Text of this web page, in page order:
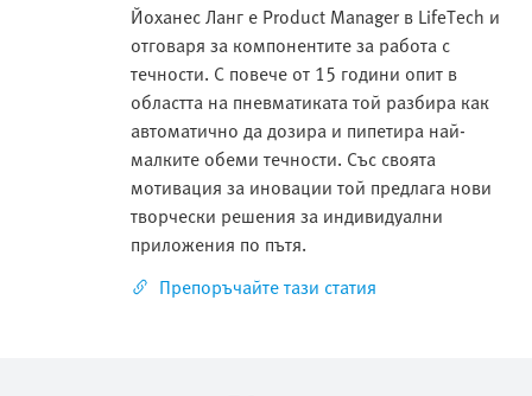
Йоханес Ланг е Product Manager в LifeTech и
отговаря за компонентите за работа с
течности. С повече от 15 години опит в
областта на пневматиката той разбира как
автоматично да дозира и пипетира най-
малките обеми течности. Със своята
мотивация за иновации той предлага нови
творчески решения за индивидуални
приложения по пътя.
Препоръчайте тази статия